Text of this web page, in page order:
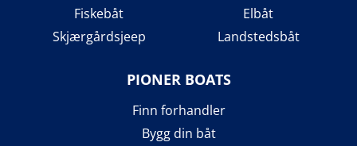
Fiskebåt
Skjærgårdsjeep
Elbåt
Landstedsbåt
PIONER BOATS
Finn forhandler
Bygg din båt